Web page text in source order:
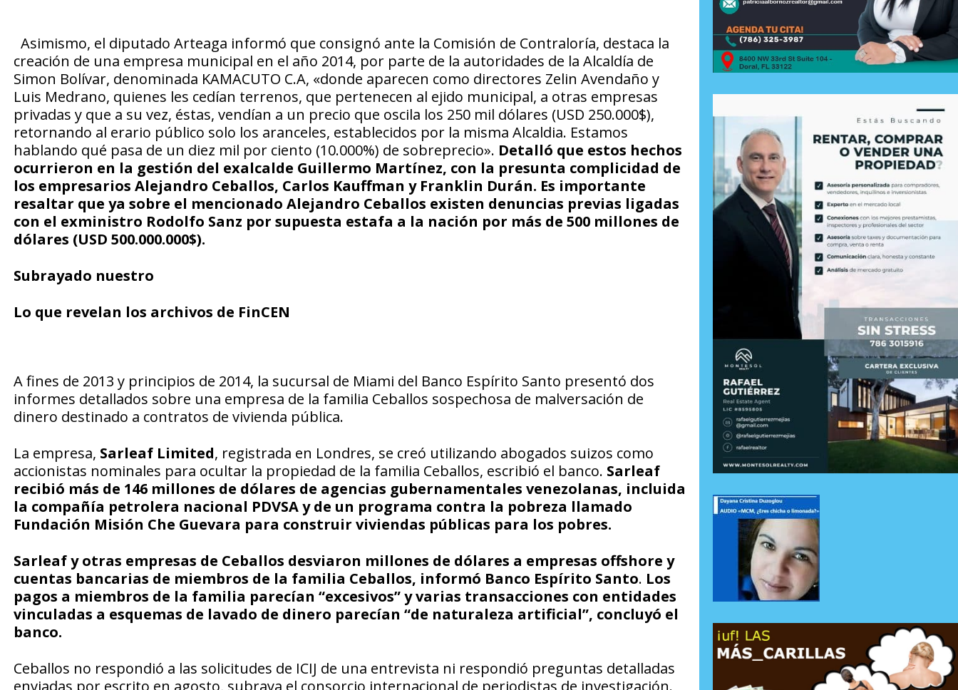
Asimismo, el diputado Arteaga informó que consignó ante la Comisión de Contraloría, destaca la
creación de una empresa municipal en el año 2014, por parte de la autoridades de la Alcaldía de
Simon Bolívar, denominada KAMACUTO C.A, «donde aparecen como directores Zelin Avendaño y
Luis Medrano, quienes les cedían terrenos, que pertenecen al ejido municipal, a otras empresas
privadas y que a su vez, éstas, vendían a un precio que oscila los 250 mil dólares (USD 250.000$),
retornando al erario público solo los aranceles, establecidos por la misma Alcaldia. Estamos
hablando qué pasa de un diez mil por ciento (10.000%) de sobreprecio». Detalló que estos hechos
ocurrieron en la gestión del exalcalde Guillermo Martínez, con la presunta complicidad de
los empresarios Alejandro Ceballos, Carlos Kauffman y Franklin Durán. Es importante
resaltar que ya sobre el mencionado Alejandro Ceballos existen denuncias previas ligadas
con el exministro Rodolfo Sanz por supuesta estafa a la nación por más de 500 millones de
dólares (USD 500.000.000$).
Subrayado nuestro
Lo que revelan los archivos de FinCEN
A fines de 2013 y principios de 2014, la sucursal de Miami del Banco Espírito Santo presentó dos
informes detallados sobre una empresa de la familia Ceballos sospechosa de malversación de
dinero destinado a contratos de vivienda pública.
La empresa, Sarleaf Limited, registrada en Londres, se creó utilizando abogados suizos como
accionistas nominales para ocultar la propiedad de la familia Ceballos, escribió el banco. Sarleaf
recibió más de 146 millones de dólares de agencias gubernamentales venezolanas, incluida
la compañía petrolera nacional PDVSA y de un programa contra la pobreza llamado
Fundación Misión Che Guevara para construir viviendas públicas para los pobres.
Sarleaf y otras empresas de Ceballos desviaron millones de dólares a empresas offshore y
cuentas bancarias de miembros de la familia Ceballos, informó Banco Espírito Santo. Los
pagos a miembros de la familia parecían “excesivos” y varias transacciones con entidades
vinculadas a esquemas de lavado de dinero parecían “de naturaleza artificial”, concluyó el
banco.
Ceballos no respondió a las solicitudes de ICIJ de una entrevista ni respondió preguntas detalladas